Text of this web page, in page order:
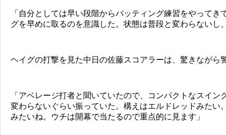
「自分としては早い段階からバッティング練習をやって
グを早めに取るのを意識した。状態は普段と変わらないし
ヘイグの打撃を見た中日の佐藤スコアラーは、驚きながら
「アベレージ打者と聞いていたので、コンパクトなスイ
変わらないぐらい振っていた。構えはエルドレッドみたい
みたいね。ウチは開幕で当たるので重点的に見ます」